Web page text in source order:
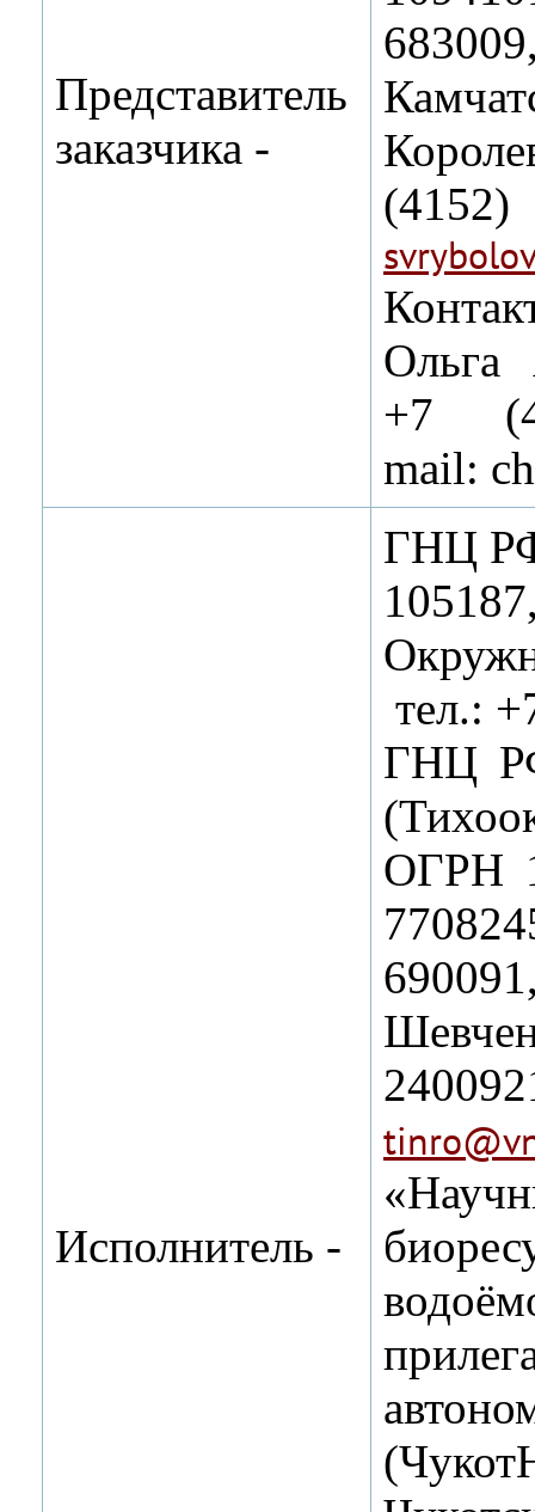
Представитель
заказчика ‑
Ольга
+7
mail:
Исполнитель ‑
ГНЦ
тел.:
ГНЦ
ОГРН